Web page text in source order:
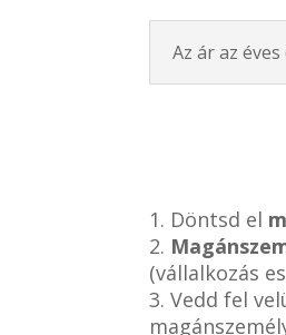
Az ár az éves
1. Döntsd el
2.
(vállalkozás
3. Vedd fel